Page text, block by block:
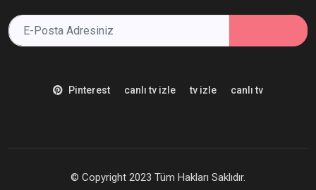
Pinterest canlı tv izle tv izle canlı tv
© Copyright 2023 Tüm Hakları Saklıdır.